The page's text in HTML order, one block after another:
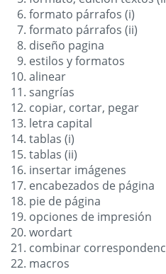
formato párrafos (i)
formato párrafos (ii)
diseño pagina
estilos y formatos
alinear
sangrías
copiar, cortar, pegar
letra capital
tablas (i)
tablas (ii)
insertar imágenes
encabezados de página
pie de página
opciones de impresión
wordart
combinar
macros